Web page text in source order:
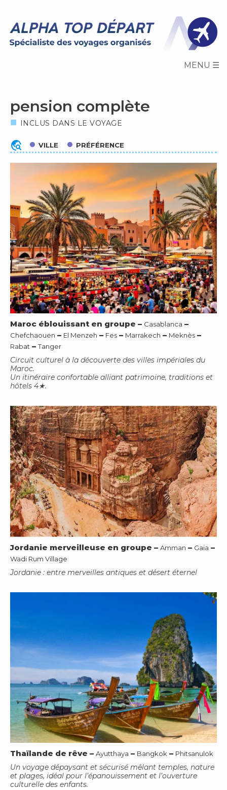
content
pension complète
INCLUS DANS LE VOYAGE
travel_explore VILLE PRÉFÉRENCE
Maroc éblouissant en groupe – Casablanca –
Chefchaouen – El Menzeh – Fes – Marrakech – Meknès –
Rabat –Tanger
Circuit culturel à la découverte des villes impériales du
Maroc.
Un itinéraire confortable alliant patrimoine, traditions et
hôtels 4★.
Jordanie merveilleuse en groupe – Amman – Gaia –
Wadi Rum Village
Jordanie : entre merveilles antiques et désert éternel
Thaïlande de rêve – Ayutthaya – Bangkok – Phitsanulok
Un voyage dépaysant et sécurisé mêlant temples, nature
et plages, idéal pour l’épanouissement et l’ouverture
culturelle des enfants.